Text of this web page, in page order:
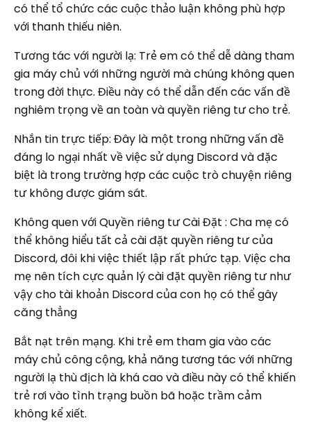
có thể tổ chức các cuộc thảo luận không phù hợp
với thanh thiếu niên.
Tương tác với người lạ: Trẻ em có thể dễ dàng tham
gia máy chủ với những người mà chúng không quen
trong đời thực. Điều này có thể dẫn đến các vấn đề
nghiêm trọng về an toàn và quyền riêng tư cho trẻ.
Nhắn tin trực tiếp: Đây là một trong những vấn đề
đáng lo ngại nhất về việc sử dụng Discord và đặc
biệt là trong trường hợp các cuộc trò chuyện riêng
tư không được giám sát.
Không quen với Quyền riêng tư Cài Đặt : Cha mẹ có
thể không hiểu tất cả cài đặt quyền riêng tư của
Discord, đôi khi việc thiết lập rất phức tạp. Việc cha
mẹ nên tích cực quản lý cài đặt quyền riêng tư như
vậy cho tài khoản Discord của con họ có thể gây
căng thẳng
Bắt nạt trên mạng. Khi trẻ em tham gia vào các
máy chủ công cộng, khả năng tương tác với những
người lạ thù địch là khá cao và điều này có thể khiến
trẻ rơi vào tình trạng buồn bã hoặc trầm cảm
không kể xiết.